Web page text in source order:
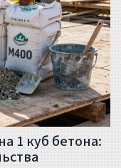
1 куб бетона: